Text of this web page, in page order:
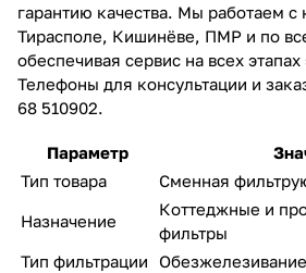
гарантию качества. Мы работаем с
Тирасполе, Кишинёве, ПМР и по
обеспечивая сервис на всех
Телефоны для консультации и
68 510902.
Параметр
Тип товара
Сменная
Назначение
Коттеджные и
фильтры
Тип фильтрации